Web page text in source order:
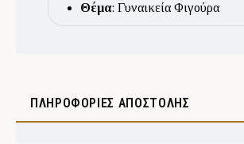
Θέμα: Γυναικεία Φιγούρα
ΠΛΗΡΟΦΟΡΊΕΣ ΑΠΟΣΤΟΛΉΣ